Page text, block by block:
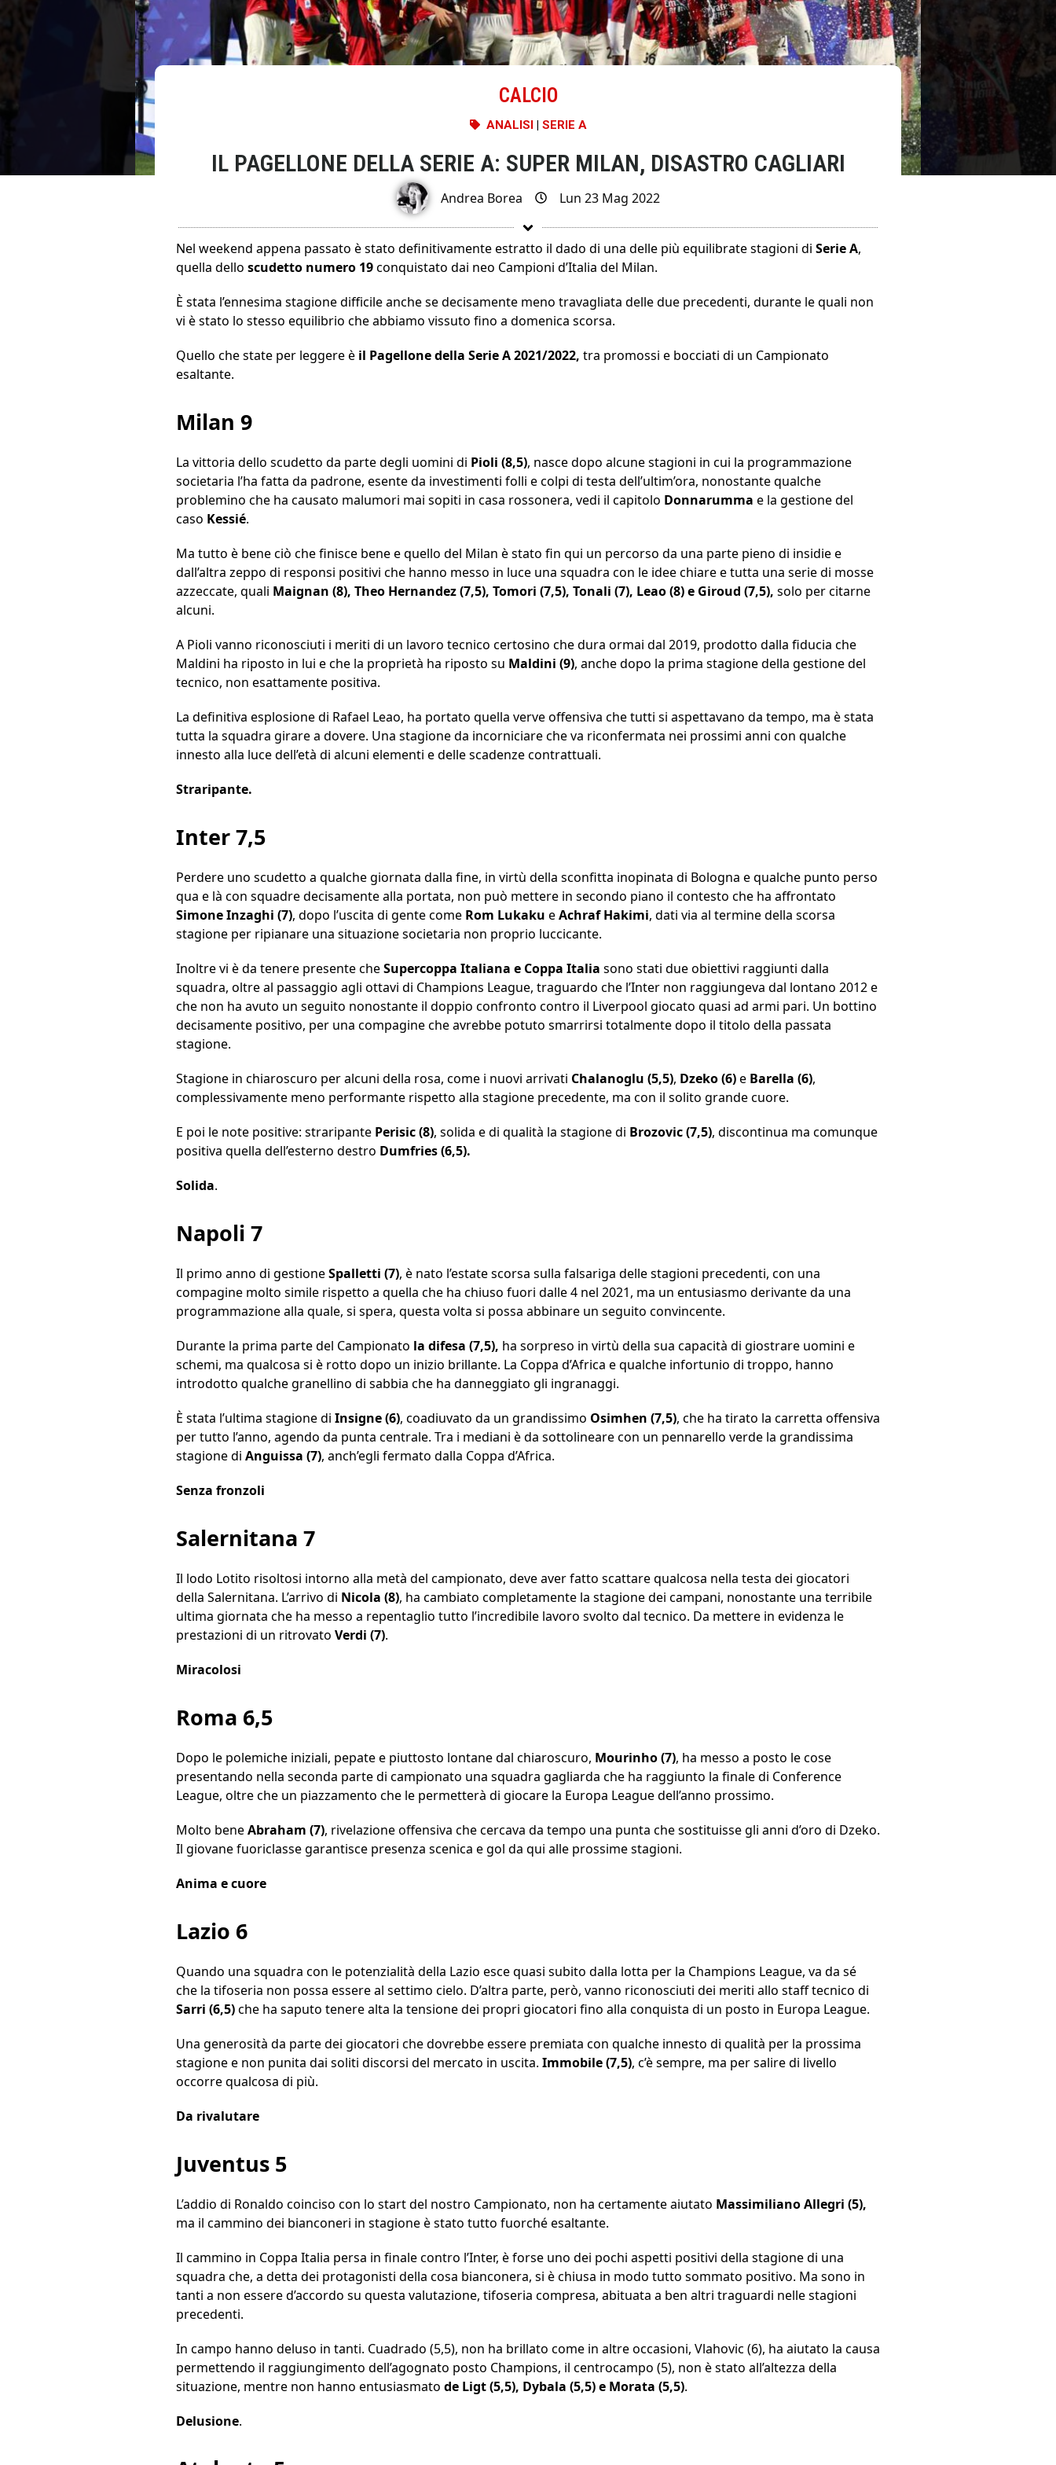
CALCIO
ANALISI| SERIE A
IL PAGELLONE DELLA SERIE A: SUPER MILAN, DISASTRO CAGLIARI
Andrea Borea Lun 23 Mag 2022
Nel weekend appena passato è stato definitivamente estratto il dado di una delle più equilibrate stagioni di Serie A,
quella dello scudetto numero 19conquistato dai neo Campioni d’Italia del Milan.
È stata l’ennesima stagione difficile anche se decisamente meno travagliata delle due precedenti, durante le quali non
vi è stato lo stesso equilibrio che abbiamo vissuto fino a domenica scorsa.
Quello che state per leggere è il Pagellone della Serie A 2021/2022, tra promossi e bocciati di un Campionato
esaltante.
Milan 9
La vittoria dello scudetto da parte degli uomini di Pioli (8,5), nasce dopo alcune stagioni in cui la programmazione
societaria l’ha fatta da padrone, esente da investimenti folli e colpi di testa dell’ultim’ora, nonostante qualche
problemino che ha causato malumori mai sopiti in casa rossonera, vedi il capitolo Donnarumma e la gestione del
caso Kessié.
Ma tutto è bene ciò che finisce bene e quello del Milan è stato fin qui un percorso da una parte pieno di insidie e
dall’altra zeppo di responsi positivi che hanno messo in luce una squadra con le idee chiare e tutta una serie di mosse
azzeccate, quali Maignan (8), Theo Hernandez (7,5), Tomori (7,5), Tonali (7), Leao (8) e Giroud (7,5), solo per citarne
alcuni.
A Pioli vanno riconosciuti i meriti di un lavoro tecnico certosino che dura ormai dal 2019, prodotto dalla fiducia che
Maldini ha riposto in lui e che la proprietà ha riposto su Maldini (9), anche dopo la prima stagione della gestione del
tecnico, non esattamente positiva.
La definitiva esplosione di Rafael Leao, ha portato quella verve offensiva che tutti si aspettavano da tempo, ma è stata
tutta la squadra girare a dovere. Una stagione da incorniciare che va riconfermata nei prossimi anni con qualche
innesto alla luce dell’età di alcuni elementi e delle scadenze contrattuali.
Straripante.
Inter 7,5
Perdere uno scudetto a qualche giornata dalla fine, in virtù della sconfitta inopinata di Bologna e qualche punto perso
qua e là con squadre decisamente alla portata, non può mettere in secondo piano il contesto che ha affrontato
SimoneInzaghi (7), dopo l’uscita di gente come Rom Lukaku eAchraf Hakimi, dati via al termine della scorsa
stagione per ripianare una situazione societaria non proprio luccicante.
Inoltre vi è da tenere presente cheSupercoppa Italiana e Coppa Italia sono stati due obiettivi raggiunti dalla
squadra, oltre al passaggio agli ottavi di Champions League, traguardo che l’Inter non raggiungeva dal lontano 2012 e
che non ha avuto un seguito nonostante il doppio confronto contro il Liverpool giocato quasi ad armi pari. Un bottino
decisamente positivo, per una compagine che avrebbe potuto smarrirsi totalmente dopo il titolo della passata
stagione.
Stagione in chiaroscuro per alcuni della rosa, come i nuovi arrivati Chalanoglu (5,5), Dzeko (6)e Barella (6),
complessivamente meno performante rispetto alla stagione precedente, ma con il solito grande cuore.
E poi le note positive: straripante Perisic(8), solida e di qualità la stagione di Brozovic(7,5), discontinua ma comunque
positiva quella dell’esterno destro Dumfries(6,5).
Solida.
Napoli 7
Il primo anno di gestioneSpalletti (7), è nato l’estate scorsa sulla falsariga delle stagioni precedenti, con una
compagine molto simile rispetto a quella che ha chiuso fuori dalle 4 nel 2021, ma un entusiasmo derivante da una
programmazione alla quale, si spera, questa volta si possa abbinare un seguito convincente.
Durante la prima parte del Campionato la difesa (7,5), ha sorpreso in virtù della sua capacità di giostrare uomini e
schemi, ma qualcosa si è rotto dopo un inizio brillante. La Coppa d’Africa e qualche infortunio di troppo, hanno
introdotto qualche granellino di sabbia che ha danneggiato gli ingranaggi.
È stata l’ultima stagione di Insigne (6), coadiuvato da un grandissimo Osimhen (7,5), che ha tirato la carretta offensiva
per tutto l’anno, agendo da punta centrale. Tra i mediani è da sottolineare con un pennarello verde la grandissima
stagione di Anguissa (7), anch’egli fermato dalla Coppa d’Africa.
Senza fronzoli
Salernitana 7
Il lodo Lotito risoltosi intorno alla metà del campionato, deve aver fatto scattare qualcosa nella testa dei giocatori
della Salernitana. L’arrivo di Nicola (8), ha cambiato completamente la stagione dei campani, nonostante una terribile
ultima giornata che ha messo a repentaglio tutto l’incredibile lavoro svolto dal tecnico. Da mettere in evidenza le
prestazioni di un ritrovato Verdi (7).
Miracolosi
Roma 6,5
Dopo le polemiche iniziali, pepate e piuttosto lontane dal chiaroscuro, Mourinho (7), ha messo a posto le cose
presentando nella seconda parte di campionato una squadra gagliarda che ha raggiunto la finale di Conference
League, oltre che un piazzamento che le permetterà di giocare la Europa League dell’anno prossimo.
Molto beneAbraham (7), rivelazione offensiva che cercava da tempo una punta che sostituisse gli anni d’oro di Dzeko.
Il giovane fuoriclasse garantisce presenza scenica e gol da qui alle prossime stagioni.
Anima e cuore
Lazio 6
Quando una squadra con le potenzialità della Lazio esce quasi subito dalla lotta per la Champions League, va da sé
che la tifoseria non possa essere al settimo cielo. D’altra parte, però, vanno riconosciuti dei meriti allo staff tecnico di
Sarri (6,5)che ha saputo tenere alta la tensione dei propri giocatori fino alla conquista di un posto in Europa League.
Una generosità da parte dei giocatori che dovrebbe essere premiata con qualche innesto di qualità per la prossima
stagione e non punita dai soliti discorsi del mercato in uscita. Immobile (7,5), c’è sempre, ma per salire di livello
occorre qualcosa di più.
Da rivalutare
Juventus 5
L’addio di Ronaldo coinciso con lo start del nostro Campionato, non ha certamente aiutato Massimiliano Allegri (5),
ma il cammino dei bianconeri in stagione è stato tutto fuorché esaltante.
Il cammino in Coppa Italia persa in finale contro l’Inter, è forse uno dei pochi aspetti positivi della stagione di una
squadra che, a detta dei protagonisti della cosa bianconera, si è chiusa in modo tutto sommato positivo. Ma sono in
tanti a non essere d’accordo su questa valutazione, tifoseria compresa, abituata a ben altri traguardi nelle stagioni
precedenti.
In campo hanno deluso in tanti. Cuadrado (5,5), non ha brillato come in altre occasioni, Vlahovic (6), ha aiutato la causa
permettendo il raggiungimento dell’agognato posto Champions, il centrocampo (5), non è stato all’altezza della
situazione, mentre non hanno entusiasmato de Ligt (5,5), Dybala (5,5) e Morata (5,5).
Delusione.